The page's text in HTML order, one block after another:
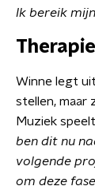
Ik bereik
Therapie
Winne legt
stellen, maar
Muziek
ben dit nu
volgende
om deze